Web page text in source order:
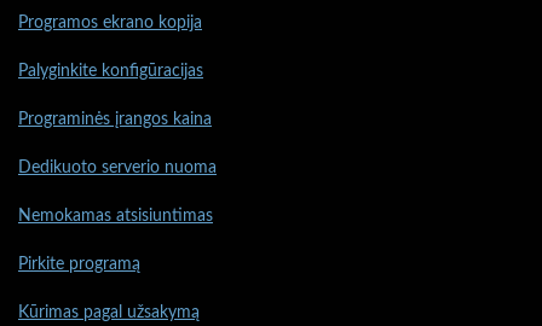
Programos ekrano kopija
Palyginkite konfigūracijas
Programinės įrangos kaina
Dedikuoto serverio nuoma
Nemokamas atsisiuntimas
Pirkite programą
Kūrimas pagal užsakymą